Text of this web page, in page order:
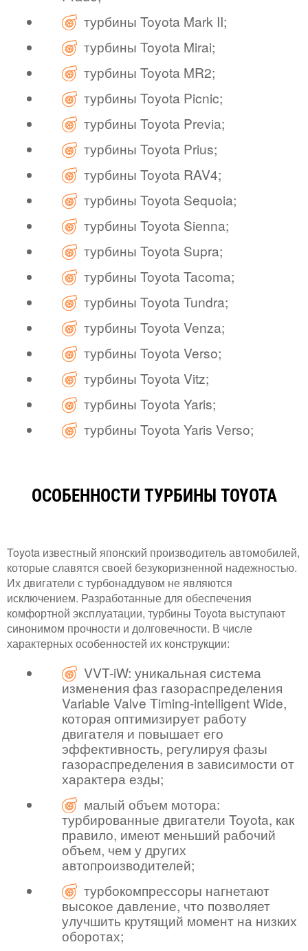
турбины Toyota Mark II;
турбины Toyota Mirai;
турбины Toyota MR2;
турбины Toyota Picnic;
турбины Toyota Previa;
турбины Toyota Prius;
турбины Toyota RAV4;
турбины Toyota Sequoia;
турбины Toyota Sienna;
турбины Toyota Supra;
турбины Toyota Tacoma;
турбины Toyota Tundra;
турбины Toyota Venza;
турбины Toyota Verso;
турбины Toyota Vitz;
турбины Toyota Yaris;
турбины Toyota Yaris Verso;
ОСОБЕННОСТИ ТУРБИНЫ TOYOTA
Toyota известный японский производитель автомобилей,
которые славятся своей безукоризненной надежностью.
Их двигатели с турбонаддувом не являются
исключением. Разработанные для обеспечения
комфортной эксплуатации, турбины Toyota выступают
синонимом прочности и долговечности. В числе
характерных особенностей их конструкции:
VVT-iW: уникальная система
изменения фаз газораспределения
Variable Valve Timing-intelligent Wide,
которая оптимизирует работу
двигателя и повышает его
эффективность, регулируя фазы
газораспределения в зависимости от
характера езды;
малый объем мотора:
турбированные двигатели Toyota, как
правило, имеют меньший рабочий
объем, чем у других
автопроизводителей;
турбокомпрессоры нагнетают
высокое давление, что позволяет
улучшить крутящий момент на низких
оборотах;